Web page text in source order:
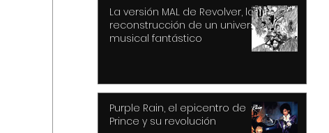
La versión MAL de Revolver, la
reconstrucción de un universo
musical fantástico
Purple Rain, el epicentro de
Prince y su revolución